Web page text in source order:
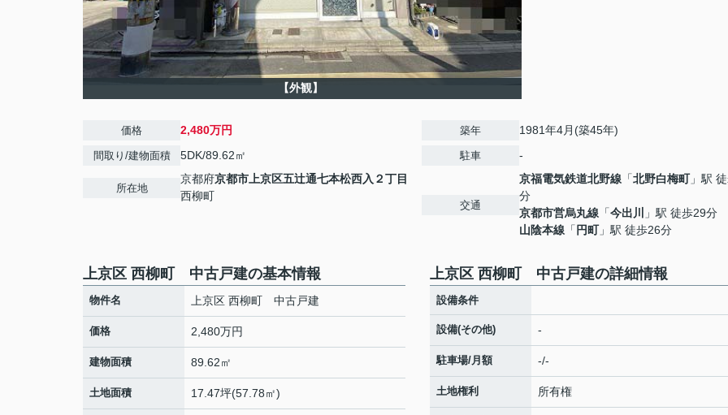
【外観】
価格 2,480万円
間取り/建物面積 5DK/89.62㎡
所在地
京都府京都市上京区五辻通七本松西入２丁目
西柳町
築年 1981年4月(築45年)
駐車 -
交通
京福電気鉄道北野線 「北野白梅町」駅
分
京都市営烏丸線 「今出川
」駅 徒歩29分
山陰本線 「 円町」駅 徒歩26分
上京区 西柳町 中古戸建の基本情報
物件名 上京区 西柳町 中古戸建
価格 2,480万円
建物面積 89.62㎡
土地面積 17.47坪(57.78㎡)
上京区 西柳町 中古戸建の詳細情報
設備条件
設備(その他) -
駐車場/月額 -/-
土地権利 所有権